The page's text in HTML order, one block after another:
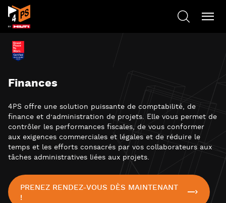
Finances
4PS offre une solution puissante de comptabilité, de
finance et d’administration de projets. Elle vous permet de
contrôler les performances fiscales, de vous conformer
aux exigences commerciales et légales et de réduire le
temps et les efforts consacrés par vos collaborateurs aux
tâches administratives liées aux projets.
PRENEZ RENDEZ-VOUS DÈS MAINTENANT
!